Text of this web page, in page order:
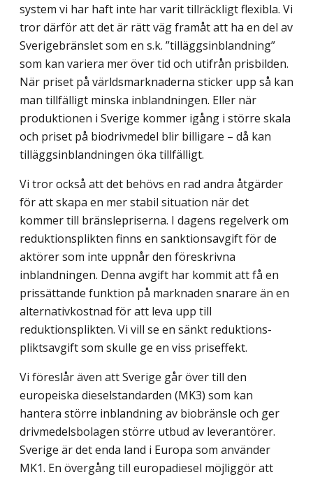
system vi har haft inte har varit tillräckligt flexibla. Vi
tror därför att det är rätt väg framåt att ha en del av
Sverigebränslet som en s.k. ”tilläggs­inblandning”
som kan variera mer över tid och utifrån prisbilden.
När priset på världsmarknaderna sticker upp så kan
man tillfälligt minska inblandningen. Eller när
produktionen i Sverige kommer igång i större skala
och priset på biodrivmedel blir billigare – då kan
tilläggsinblandningen öka tillfälligt.
Vi tror också att det behövs en rad andra åtgärder
för att skapa en mer stabil situation när det
kommer till bränslepriserna. I dagens regelverk om
reduktionsplikten finns en sanktionsavgift för de
aktörer som inte uppnår den föreskrivna
inblandningen. Denna avgift har kommit att få en
prissättande funktion på marknaden snarare än en
alternativkostnad för att leva upp till
reduktionsplikten. Vi vill se en sänkt reduktions­
pliktsavgift som skulle ge en viss priseffekt.
Vi föreslår även att Sverige går över till den
europeiska dieselstandarden (MK3) som kan
hantera större inblandning av biobränsle och ger
drivmedelsbolagen större utbud av leverantörer.
Sverige är det enda land i Europa som använder
MK1. En övergång till europadiesel möjliggör att